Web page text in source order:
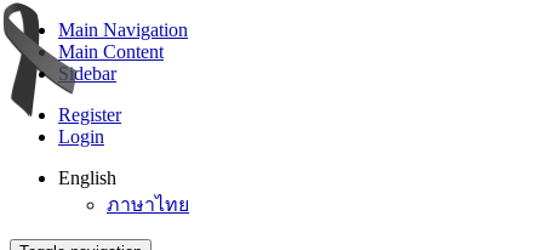
Main Navigation
Main Content
Sidebar
Register
Login
English
ภาษาไทย